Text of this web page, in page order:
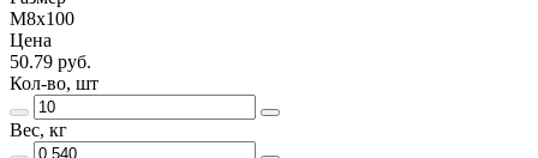
М8х100
Цена
50.79 руб.
Кол-во, шт
Вес, кг